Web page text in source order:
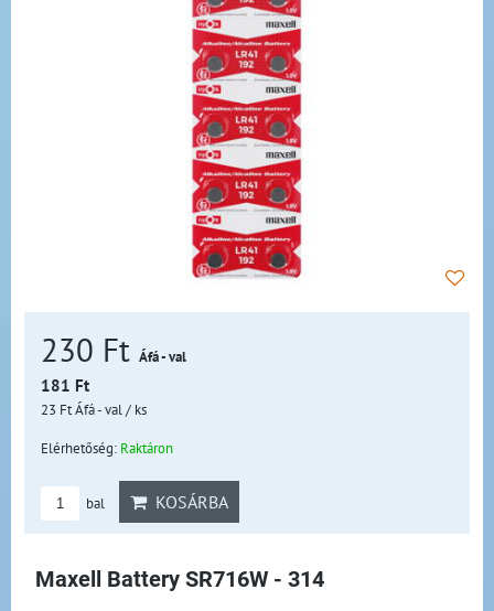
230 Ft Áfá - val
181 Ft
23 FtÁfá - val/ ks
Elérhetőség: Raktáron
bal KOSÁRBA
Maxell Battery SR716W - 314